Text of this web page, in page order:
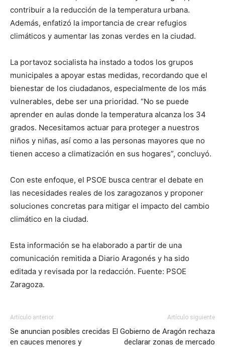
contribuir a la reducción de la temperatura urbana.
Además, enfatizó la importancia de crear refugios
climáticos y aumentar las zonas verdes en la ciudad.
La portavoz socialista ha instado a todos los grupos
municipales a apoyar estas medidas, recordando que el
bienestar de los ciudadanos, especialmente de los más
vulnerables, debe ser una prioridad. “No se puede
aprender en aulas donde la temperatura alcanza los 34
grados. Necesitamos actuar para proteger a nuestros
niños y niñas, así como a las personas mayores que no
tienen acceso a climatización en sus hogares”, concluyó.
Con este enfoque, el PSOE busca centrar el debate en
las necesidades reales de los zaragozanos y proponer
soluciones concretas para mitigar el impacto del cambio
climático en la ciudad.
Esta información se ha elaborado a partir de una
comunicación remitida a Diario Aragonés y ha sido
editada y revisada por la redacción. Fuente: PSOE
Zaragoza.
Artículo anterior
Se anuncian posibles crecidas
en cauces menores y
Artículo siguiente
El Gobierno de Aragón rechaza
declarar zonas de mercado